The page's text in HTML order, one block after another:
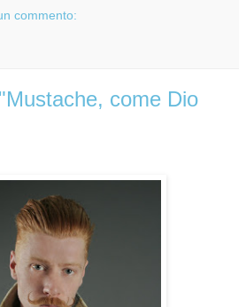
commento:
come Dio